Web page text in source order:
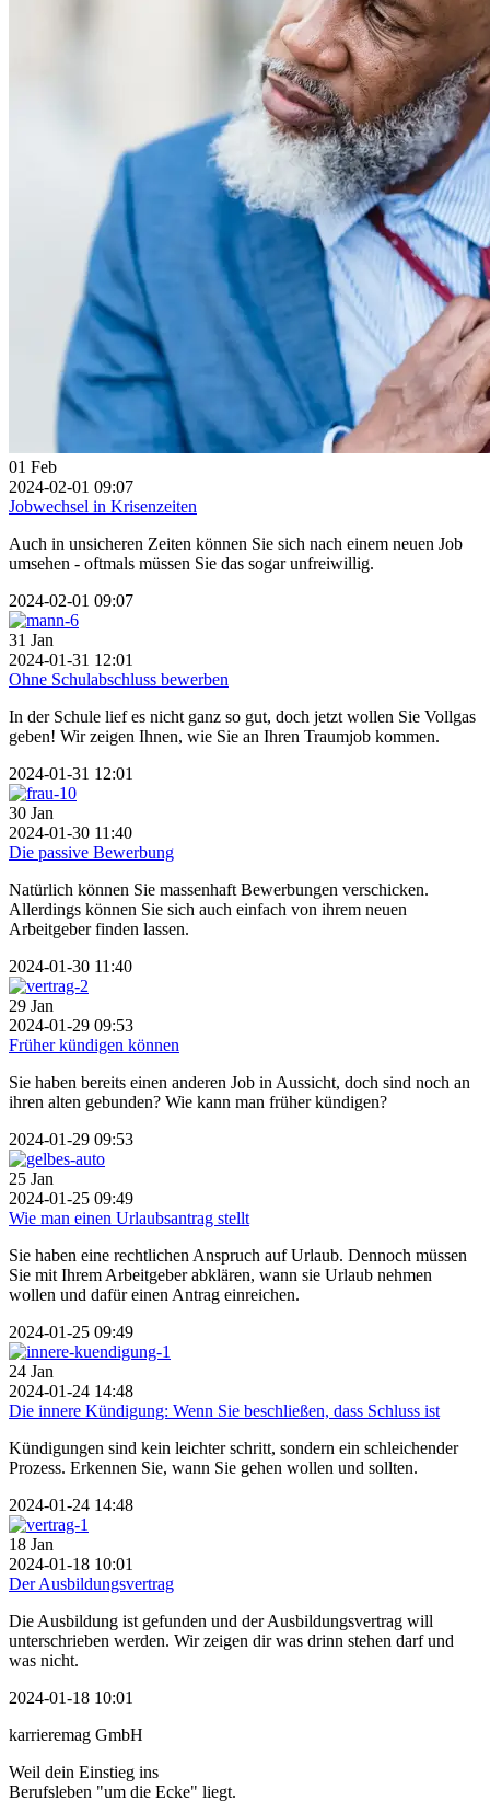
01 Feb
2024-02-01 09:07
Jobwechsel in Krisenzeiten
Auch in unsicheren Zeiten können Sie sich nach einem neuen Job
umsehen - oftmals müssen Sie das sogar unfreiwillig.
2024-02-01 09:07
31 Jan
2024-01-31 12:01
Ohne Schulabschluss bewerben
In der Schule lief es nicht ganz so gut, doch jetzt wollen Sie Vollgas
geben! Wir zeigen Ihnen, wie Sie an Ihren Traumjob kommen.
2024-01-31 12:01
30 Jan
2024-01-30 11:40
Die passive Bewerbung
Natürlich können Sie massenhaft Bewerbungen verschicken.
Allerdings können Sie sich auch einfach von ihrem neuen
Arbeitgeber finden lassen.
2024-01-30 11:40
29 Jan
2024-01-29 09:53
Früher kündigen können
Sie haben bereits einen anderen Job in Aussicht, doch sind noch an
ihren alten gebunden? Wie kann man früher kündigen?
2024-01-29 09:53
25 Jan
2024-01-25 09:49
Wie man einen Urlaubsantrag stellt
Sie haben eine rechtlichen Anspruch auf Urlaub. Dennoch müssen
Sie mit Ihrem Arbeitgeber abklären, wann sie Urlaub nehmen
wollen und dafür einen Antrag einreichen.
2024-01-25 09:49
24 Jan
2024-01-24 14:48
Die innere Kündigung: Wenn Sie beschließen, dass Schluss ist
Kündigungen sind kein leichter schritt, sondern ein schleichender
Prozess. Erkennen Sie, wann Sie gehen wollen und sollten.
2024-01-24 14:48
18 Jan
2024-01-18 10:01
Der Ausbildungsvertrag
Die Ausbildung ist gefunden und der Ausbildungsvertrag will
unterschrieben werden. Wir zeigen dir was drinn stehen darf und
was nicht.
2024-01-18 10:01
karrieremag GmbH
Weil dein Einstieg ins
Berufsleben "um die Ecke" liegt.